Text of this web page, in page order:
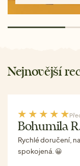
Nejnovější
Bohumila
Rychlé doručení,
spokojená. 😀